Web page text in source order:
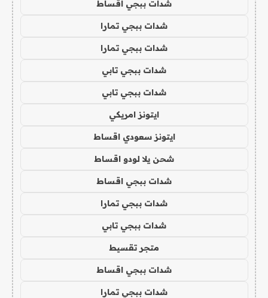
شدات ببجي اقساط
شدات ببجي تمارا
شدات ببجي تمارا
شدات ببجي تابي
شدات ببجي تابي
ايتونز امريكي
ايتونز سعودي اقساط
شحن يلا لودو اقساط
شدات ببجي اقساط
شدات ببجي تمارا
شدات ببجي تابي
متجر تقسيط
شدات ببجي اقساط
شدات ببجي تمارا